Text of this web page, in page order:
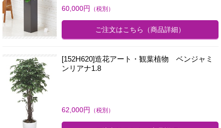
60,000円 （税別）
ご注文はこちら （商品詳細）
[152H620]造花アート・観葉植物 ベンジャミ
ンリアナ1.8
62,000円 （税別）